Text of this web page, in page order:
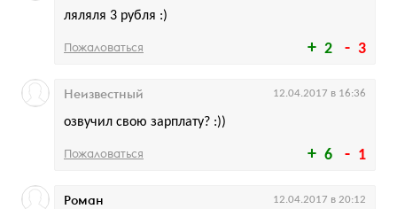
2 3
ляляля 3 рубля :)
Пожаловаться
6 1
озвучил свою зарплату? :))
Неизвестный 12.04.2017 в 16:36
Пожаловаться
Роман 12.04.2017 в 20:12